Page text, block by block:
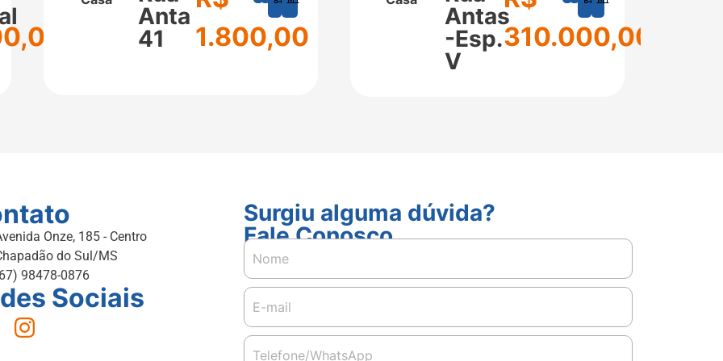
Anta
41
1.800,00
m²
Antas
-Esp.
V
310.000,00
m²
Onze, 185 - Centro
do Sul/MS
98478-0876
Sociais
Surgiu alguma dúvida?
Fale Conosco